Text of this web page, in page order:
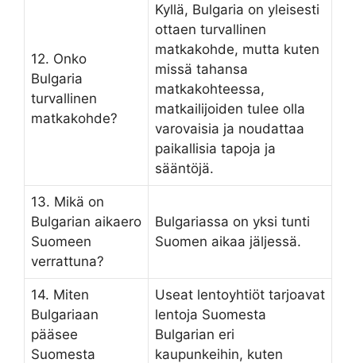
12. Onko
Bulgaria
turvallinen
matkakohde?
Kyllä, Bulgaria on yleisesti
ottaen turvallinen
matkakohde, mutta kuten
missä tahansa
matkakohteessa,
matkailijoiden tulee olla
varovaisia ja noudattaa
paikallisia tapoja ja
sääntöjä.
13. Mikä on
Bulgarian aikaero
Suomeen
verrattuna?
Bulgariassa on yksi tunti
Suomen aikaa jäljessä.
14. Miten
Bulgariaan
pääsee
Suomesta
Useat lentoyhtiöt tarjoavat
lentoja Suomesta
Bulgarian eri
kaupunkeihin, kuten